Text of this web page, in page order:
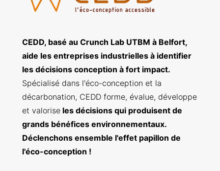
CEDD, basé au Crunch Lab UTBM à Belfort,
aide les entreprises industrielles à identifier
les décisions conception à fort impact.
Spécialisé dans l'éco-conception et la
décarbonation, CEDD forme, évalue, développe
et valorise les décisions qui produisent de
grands bénéfices environnementaux.
Déclenchons ensemble l'effet papillon de
l'éco-conception !